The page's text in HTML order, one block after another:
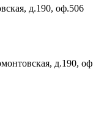
д.190, оф.506
д.190,